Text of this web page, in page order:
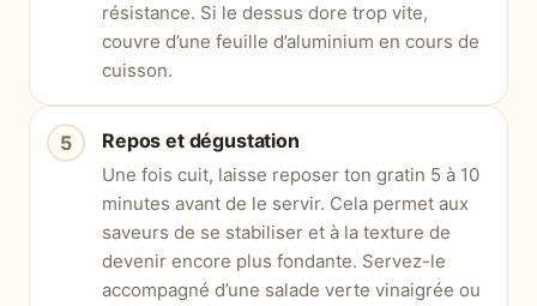
résistance. Si le dessus dore trop vite,
couvre d’une feuille d’aluminium en cours de
cuisson.
Repos et dégustation
Une fois cuit, laisse reposer ton gratin 5 à 10
minutes avant de le servir. Cela permet aux
saveurs de se stabiliser et à la texture de
devenir encore plus fondante. Servez-le
accompagné d’une salade verte vinaigrée ou